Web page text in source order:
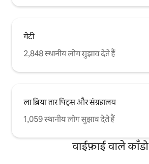
गेटी
2,848 स्थानीय लोग सुझाव देते हैं
ला ब्रिया तार पिट्स और संग्रहालय
1,059 स्थानीय लोग सुझाव देते हैं
वाईफ़ाई वाले काँडो